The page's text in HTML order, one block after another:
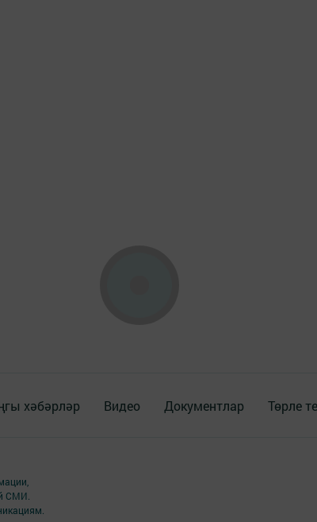
хәбәрләр Видео Документлар Төрле
СМИ.